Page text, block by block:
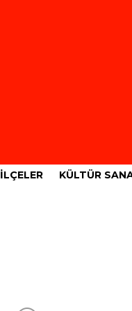
İLÇELER KÜLTÜR